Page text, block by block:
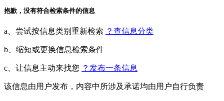
抱歉，没有符合检索条件的信息
a、尝试按信息类别重新检索 ？查信息分类
b、缩短或更换信息检索条件
c、让信息主动来找您 ？发布一条信息
该信息由用户发布，内容中所涉及承诺均由用户自行负责